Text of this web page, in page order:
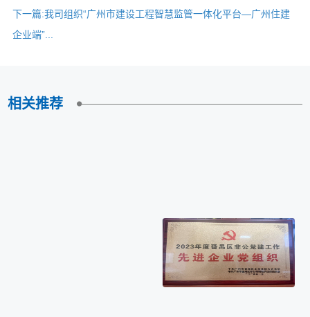
下一篇:我司组织“广州市建设工程智慧监管一体化平台—广州住建
企业端”...
相关推荐